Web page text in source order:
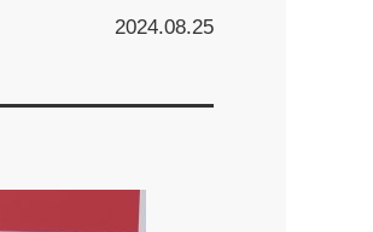
2024.08.25